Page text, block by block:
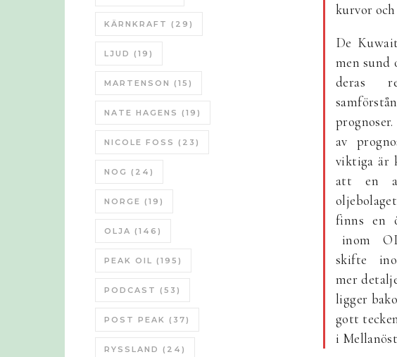
KÄRNKRAFT (29)
LJUD (19)
MARTENSON (15)
NATE HAGENS (19)
NICOLE FOSS (23)
NOG (24)
NORGE (19)
OLJA (146)
PEAK OIL (195)
PODCAST (53)
POST PEAK (37)
RYSSLAND (24)
kurvor
De
men sund
deras
av
viktiga är
att en
finns en
inom
skifte
mer
ligger
gott
i